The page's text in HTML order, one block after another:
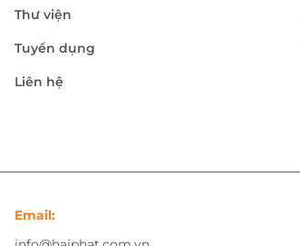
Thư viện
Tuyển dụng
Liên hệ
Email: